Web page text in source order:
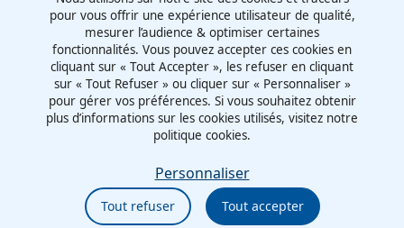
Contactez-nous
Route d'Irigny, Z.I. Nord
69530 - Brignais
France
Politiques de confidentialité
pour vous offrir une expérience utilisateur de qualité,
mesurer l’audience & optimiser certaines
fonctionnalités. Vous pouvez accepter ces cookies en
cliquant sur « Tout Accepter », les refuser en cliquant
sur « Tout Refuser » ou cliquer sur « Personnaliser »
pour gérer vos préférences. Si vous souhaitez obtenir
plus d’informations sur les cookies utilisés, visitez notre
politique cookies.
Tout accepter
Tout refuser
Personnaliser